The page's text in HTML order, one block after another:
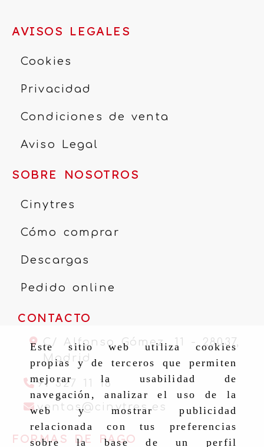
Este sitio web utiliza cookies
propias y de terceros que permiten
mejorar la usabilidad de
navegación, analizar el uso de la
web y mostrar publicidad
relacionada con tus preferencias
sobre la base de un perfil
AVISOS LEGALES
Cookies
Privacidad
Condiciones de venta
Aviso Legal
SOBRE NOSOTROS
Cinytres
Cómo comprar
Descargas
Pedido online
CONTACTO
C/ Alfonso Gómez, 11 - 28037,
Madrid
91 327 11 16
ventas cinytres.es ventas
FORMAS DE PAGO